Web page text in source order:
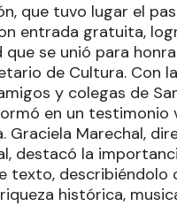
que tuvo lugar el
entrada gratuita,
se unió para
de Cultura. Con
y colegas de
en un testimonio
Graciela Marechal,
destacó la
texto, describiéndolo
histórica,